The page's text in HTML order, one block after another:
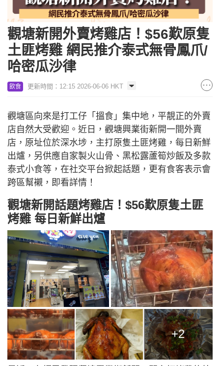
觀塘新開外賣烤雞店！$56歎原隻
土匪烤雞 網民推介泰式無骨鳳爪/
哈密瓜沙律
飲食 更新時間：12:15 2026-06-06 HKT
觀塘區向來是打工仔「搵食」集中地，平靚正的外賣
店自然大受歡迎。近日，觀塘興業街新開一間外賣
店，原址位於深水埗，主打原隻土匪烤雞，每日新鮮
出爐，另供應自家製火山骨、黑松露蘆筍炒飯及多款
泰式小食等，在社交平台掀起話題，更有食客表示會
跨區幫襯，即看詳情！
觀塘新開話題烤雞店！$56歎原隻土匪
烤雞 每日新鮮出爐
+2